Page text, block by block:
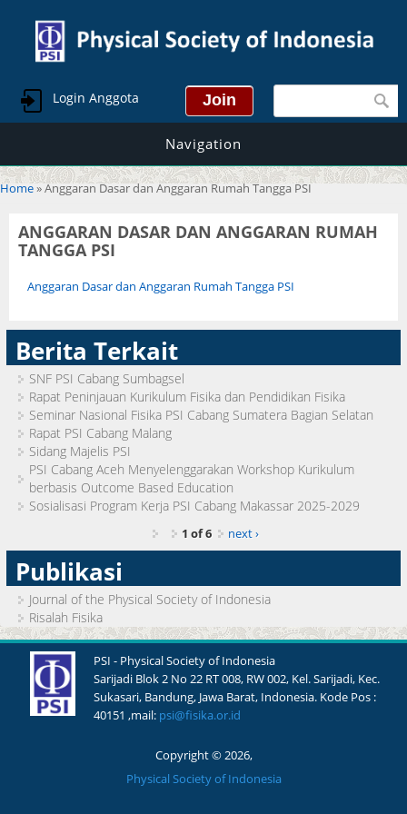
Login Anggota Search form
Navigation
You are here
Home» Anggaran Dasar dan Anggaran Rumah Tangga PSI
ANGGARAN DASAR DAN ANGGARAN RUMAH
TANGGA PSI
Anggaran Dasar dan Anggaran Rumah Tangga PSI
Berita Terkait
SNF PSI Cabang Sumbagsel
Rapat Peninjauan Kurikulum Fisika dan Pendidikan Fisika
Seminar Nasional Fisika PSI Cabang Sumatera Bagian Selatan
Rapat PSI Cabang Malang
Sidang Majelis PSI
PSI Cabang Aceh Menyelenggarakan Workshop Kurikulum
berbasis Outcome Based Education
Sosialisasi Program Kerja PSI Cabang Makassar 2025-2029
1 of 6 next ›
Publikasi
Journal of the Physical Society of Indonesia
Risalah Fisika
PSI - Physical Society of Indonesia
Sarijadi Blok 2 No 22 RT 008, RW 002, Kel. Sarijadi, Kec.
Sukasari, Bandung, Jawa Barat, Indonesia. Kode Pos :
40151 ,mail: psi@fisika.or.id
Copyright © 2026,
Physical Society of Indonesia